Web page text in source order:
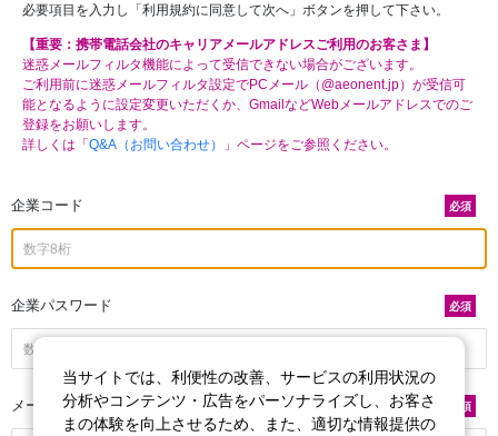
必要項目を入力し「利用規約に同意して次へ」ボタンを押して下さい。
【重要：携帯電話会社のキャリアメールアドレスご利用のお客さま】
迷惑メールフィルタ機能によって受信できない場合がございます。
ご利用前に迷惑メールフィルタ設定でPCメール（@aeonent.jp）が受信可
能となるように設定変更いただくか、GmailなどWebメールアドレスでのご
登録をお願いします。
詳しくは「 Q&A（お問い合わせ） 」ページをご参照ください。
企業コード 必須
企業パスワード 必須
メールアドレス 必須
当サイトでは、利便性の改善、サービスの利用状況の
分析やコンテンツ・広告をパーソナライズし、お客さ
まの体験を向上させるため、また、適切な情報提供の